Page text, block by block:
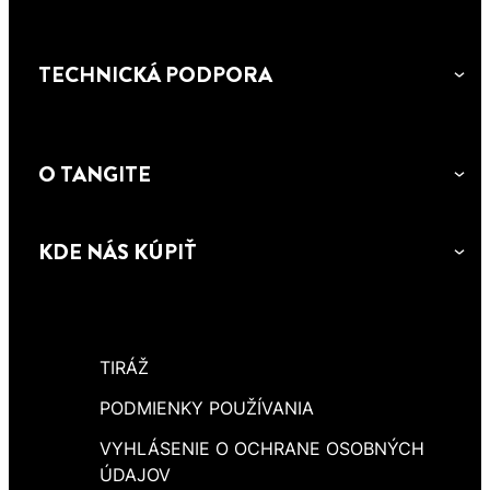
TECHNICKÁ PODPORA
O TANGITE
KDE NÁS KÚPIŤ
TIRÁŽ
PODMIENKY POUŽÍVANIA
VYHLÁSENIE O OCHRANE OSOBNÝCH
ÚDAJOV